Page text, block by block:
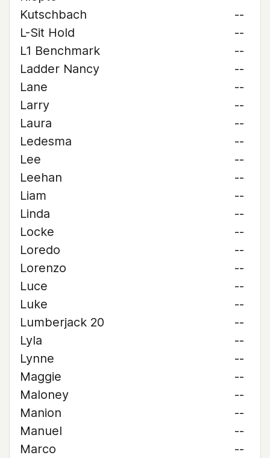
Kutschbach
--
L-Sit Hold
--
L1 Benchmark
--
Ladder Nancy
--
Lane
--
Larry
--
Laura
--
Ledesma
--
Lee
--
Leehan
--
Liam
--
Linda
--
Locke
--
Loredo
--
Lorenzo
--
Luce
--
Luke
--
Lumberjack 20
--
Lyla
--
Lynne
--
Maggie
--
Maloney
--
Manion
--
Manuel
--
Marco
--